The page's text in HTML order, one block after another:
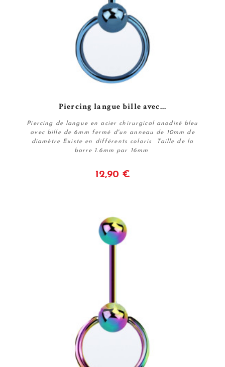
Piercing langue bille avec...
Piercing de langue en acier chirurgical anodisé bleu
avec bille de 6mm fermé d'un anneau de 10mm de
diamètre Existe en différents coloris Taille de la
barre 1.6mm par 16mm
12,90 €